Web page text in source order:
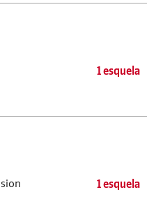
1 esquela
1 esquela